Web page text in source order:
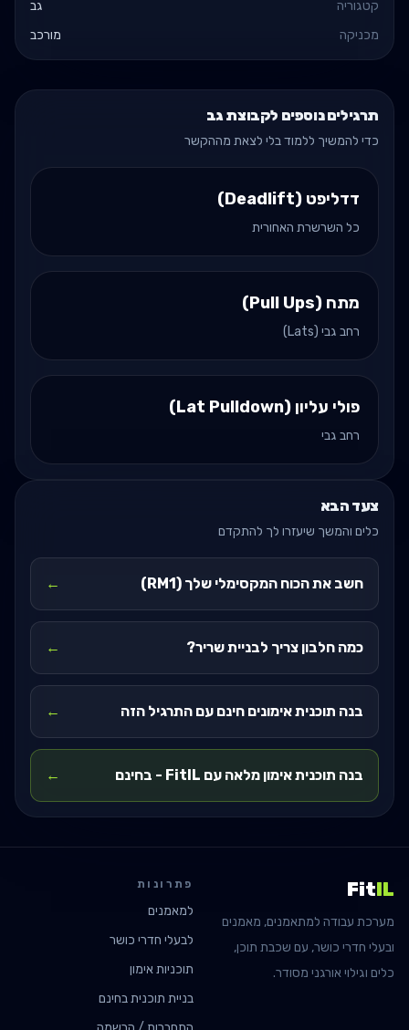
קטגוריה
גב
מכניקה
מורכב
תרגילים נוספים לקבוצת גב
כדי להמשיך ללמוד בלי לצאת מההקשר
דדליפט (Deadlift)
כל השרשרת האחורית
מתח (Pull Ups)
רחב גבי (Lats)
פולי עליון (Lat Pulldown)
רחב גבי
צעד הבא
כלים והמשך שיעזרו לך להתקדם
חשב את הכוח המקסימלי שלך (RM1) ←
כמה חלבון צריך לבניית שריר? ←
בנה תוכנית אימונים חינם עם התרגיל הזה ←
בנה תוכנית אימון מלאה עם FitIL - בחינם ←
FitIL
מערכת עבודה למתאמנים, מאמנים
ובעלי חדרי כושר, עם שכבת תוכן,
כלים וגילוי אורגני מסודר.
פתרונות
למאמנים
לבעלי חדרי כושר
תוכניות אימון
בניית תוכנית בחינם